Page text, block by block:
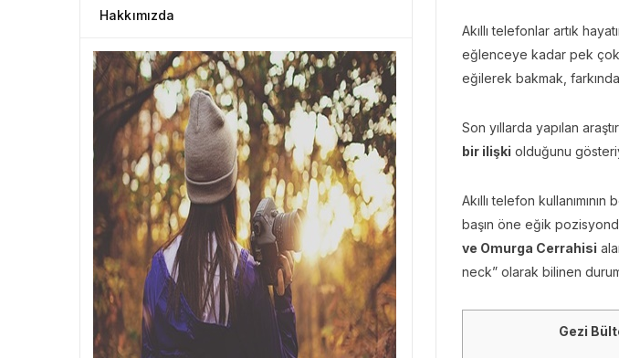
Akıllı telefonlar artık
eğlenceye kadar pek çok
eğilerek bakmak,
Son yıllarda yapılan
bir ilişki olduğunu
Akıllı telefon
başın öne eğik
ve Omurga Cerrahisi
neck” olarak bilinen
Gezi
Hakkımızda